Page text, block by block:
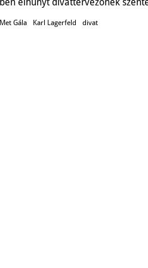
Met Gála Karl Lagerfeld divat